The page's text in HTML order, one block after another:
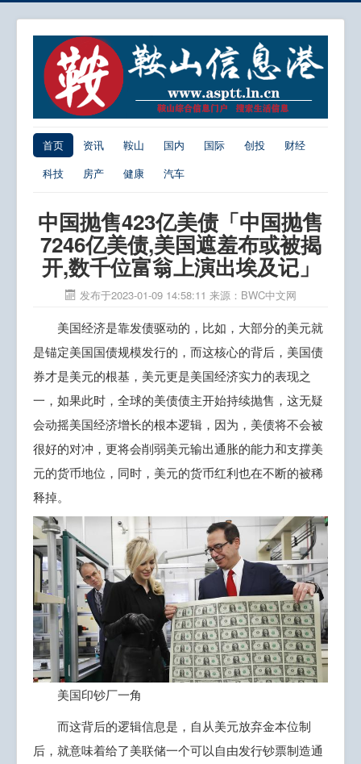
首页 资讯 鞍山 国内 国际 创投
财经
科技
房产 健康 汽车
中国抛售423亿美债「中国抛售
7246亿美债,美国遮羞布或被揭
开,数千位富翁上演出埃及记」
发布于2023-01-09 14:58:11 来源：BWC中文网
美国经济是靠发债驱动的，比如，大部分的美元就
是锚定美国国债规模发行的，而这核心的背后，美国债
券才是美元的根基，美元更是美国经济实力的表现之
一，如果此时，全球的美债债主开始持续抛售，这无疑
会动摇美国经济增长的根本逻辑，因为，美债将不会被
很好的对冲，更将会削弱美元输出通胀的能力和支撑美
元的货币地位，同时，美元的货币红利也在不断的被稀
释掉。
美国印钞厂一角
而这背后的逻辑信息是，自从美元放弃金本位制
后，就意味着给了美联储一个可以自由发行钞票制造通